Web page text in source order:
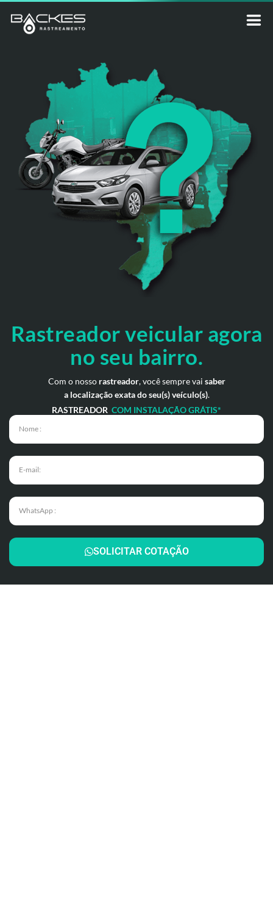
Rastreador veicular agora
no seu bairro.
Com o nosso rastreador, você sempre vai saber
a localização exata do seu(s) veículo(s).
RASTREADOR COM INSTALAÇÃO GRÁTIS*
SOLICITAR COTAÇÃO